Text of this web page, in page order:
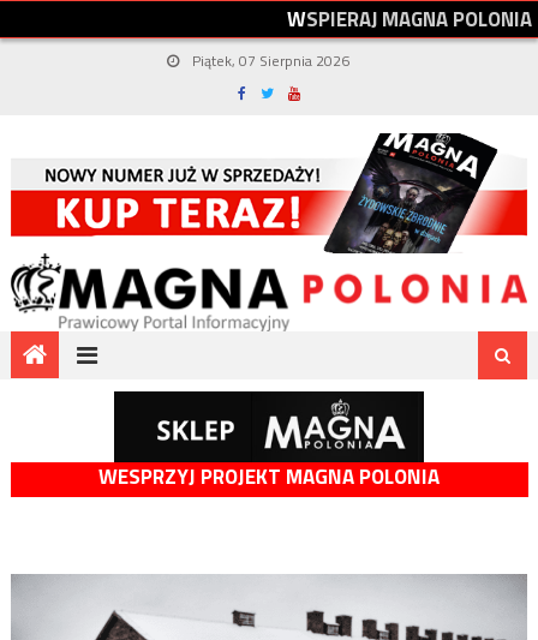
WSPIERAJMAGNAPOLONIA
Piątek, 07 Sierpnia 2026
WESPRZYJ PROJEKT MAGNA POLONIA